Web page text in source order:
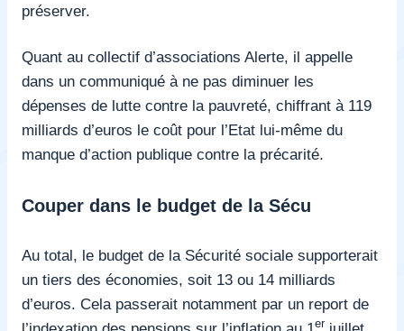
préserver.
Quant au collectif d’associations Alerte, il appelle
dans un communiqué à ne pas diminuer les
dépenses de lutte contre la pauvreté, chiffrant à 119
milliards d’euros le coût pour l’Etat lui-même du
manque d’action publique contre la précarité.
Couper dans le budget de la Sécu
Au total, le budget de la Sécurité sociale supporterait
un tiers des économies, soit 13 ou 14 milliards
d’euros. Cela passerait notamment par un report de
er